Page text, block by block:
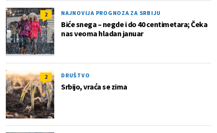
2 NAJNOVIJA PROGNOZA ZA SRBIJU
Biće snega – negde i do 40 centimetara; Čeka
nas veoma hladan januar
2 DRUŠTVO
Srbijo, vraća se zima